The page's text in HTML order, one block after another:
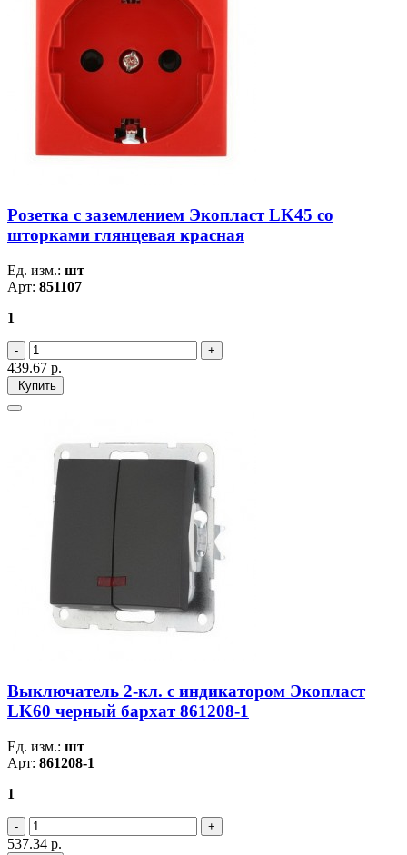
Розетка с заземлением Экопласт LK45 со
шторками глянцевая красная
Ед. изм.: шт
Арт: 851107
1
439.67 р.
Купить
Выключатель 2-кл. c индикатором Экопласт
LK60 черный бархат 861208-1
Ед. изм.: шт
Арт: 861208-1
1
537.34 р.